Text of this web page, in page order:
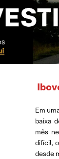
Em
baixa
mês
difícil,
desde